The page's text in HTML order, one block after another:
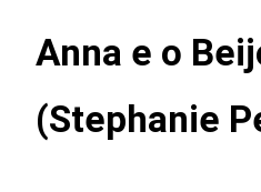
Anna e o
(Stephanie